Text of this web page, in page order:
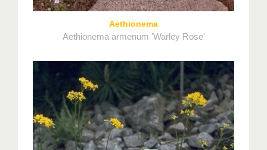
Aethionema
Aethionema armenum 'Warley Rose'